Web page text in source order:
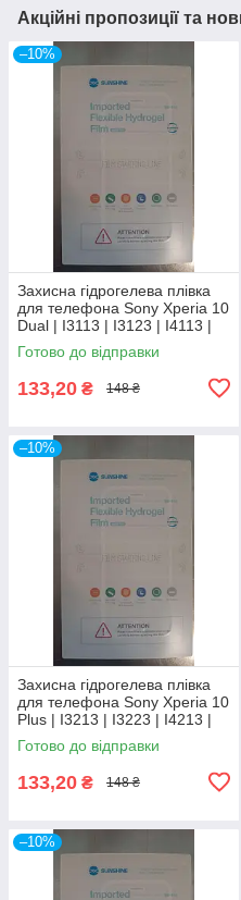
Акційні пропозиції та
–10%
Захисна гідрогелева плівка
для телефона Sony Xperia 10
Dual | I3113 | I3123 | I4113 |
I4193
Готово до відправки
133,20 ₴ 148 ₴
–10%
Захисна гідрогелева плівка
для телефона Sony Xperia 10
Plus | I3213 | I3223 | I4213 |
I4293
Готово до відправки
133,20 ₴ 148 ₴
–10%